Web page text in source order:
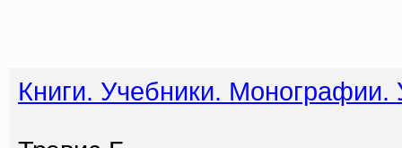
Книги. Учебники.